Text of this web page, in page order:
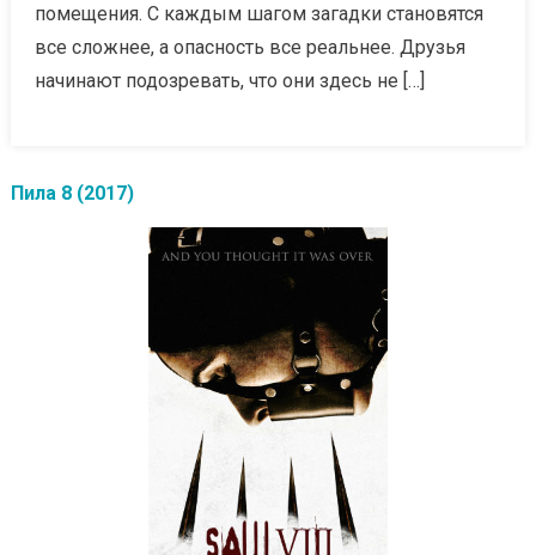
помещения. С каждым шагом загадки становятся
все сложнее, а опасность все реальнее. Друзья
начинают подозревать, что они здесь не […]
Пила 8 (2017)